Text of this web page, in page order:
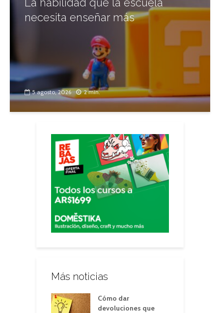
necesita enseñar más
5 agosto, 2026 2 min.
Más noticias
Cómo dar
devoluciones que